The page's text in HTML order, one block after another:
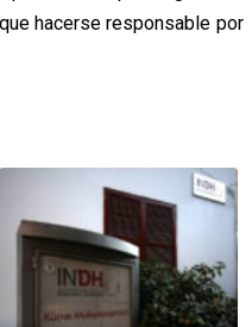
hacerse responsable por